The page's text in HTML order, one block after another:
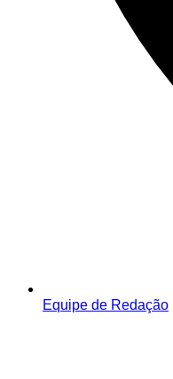
Equipe de Redação